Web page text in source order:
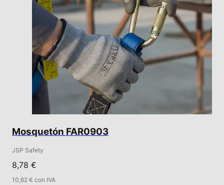
Mosquetón FAR0903
JSP Safety
8,78 €
10,62 € con IVA